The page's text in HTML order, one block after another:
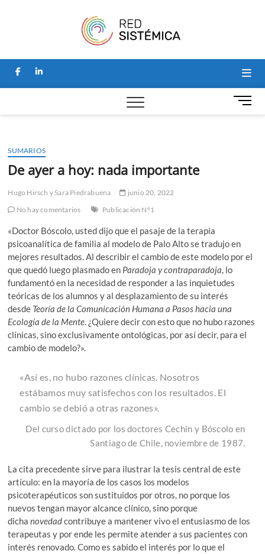
PERSPECTIVAS
SISTÉMICAS.
facebook
linkedin
B
o
SUMARIOS
De ayer a hoy: nada importante
Hugo Hirsch ySara Piedrabuena
junio 20, 2022
No hay comentarios
Publicación N°1
«Doctor Bóscolo, usted dijo que el pasaje de la terapia
psicoanalítica de familia al modelo de Palo Alto se tradujo en
mejores resultados. Al describir el cambio de este modelo por el
que quedó luego plasmado en Paradoja y contraparadoja, lo
fundamentó en la necesidad de responder a las inquietudes
teóricas de los alumnos y al desplazamiento de su interés
desde Teoría de la Comunicación Humana a Pasos hacia una
Ecología de la Mente. ¿Quiere decir con esto que no hubo razones
clínicas, sino exclusivamente ontológicas, por así decir, para el
cambio de modelo?».
«Así es, no hubo razones clínicas. Nosotros
estábamos muy satisfechos con los resultados. El
cambio se debió a otras razones».
Del curso dictado por los doctores Cechin y Bóscolo en
Santiago de Chile, noviembre de 1987.
La cita precedente sirve para ilustrar la tesis central de este
artículo: en la mayoría de los casos los modelos
psicoterapéuticos son sustituidos por otros, no porque los
nuevos tengan mayor alcance clínico, sino porque
dichanovedadcontribuye a mantener vivo el entusiasmo de los
terapeutas y por ende les permite atender a sus pacientes con
interés renovado. Como es sabido el interés por lo que el